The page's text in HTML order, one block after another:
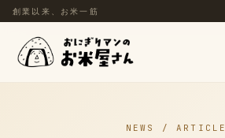
創業以来、お米一筋
NEWS / ARTICLE